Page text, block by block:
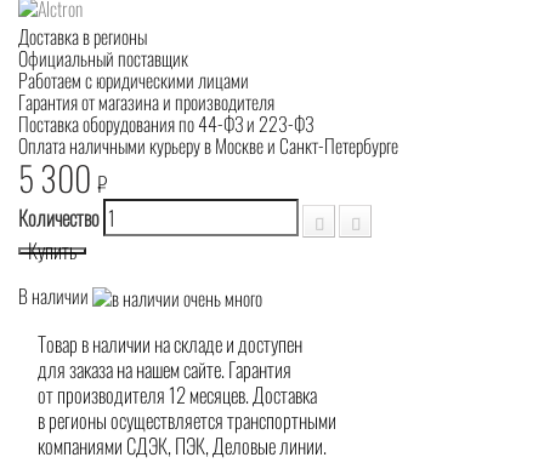
Доставка в регионы
Официальный поставщик
Работаем с юридическими лицами
Гарантия от магазина и производителя
Поставка оборудования по 44-ФЗ и 223-ФЗ
Оплата наличными курьеру в Москве и Санкт-Петербурге
5 300 ₽
Количество
Купить
В наличии
Товар в наличии на складе и доступен
для заказа на нашем сайте. Гарантия
от производителя 12 месяцев. Доставка
в регионы осуществляется транспортными
компаниями СДЭК, ПЭК, Деловые линии.